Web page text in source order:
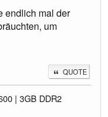
endlich mal der
um
QUOTE
| 3GB DDR2